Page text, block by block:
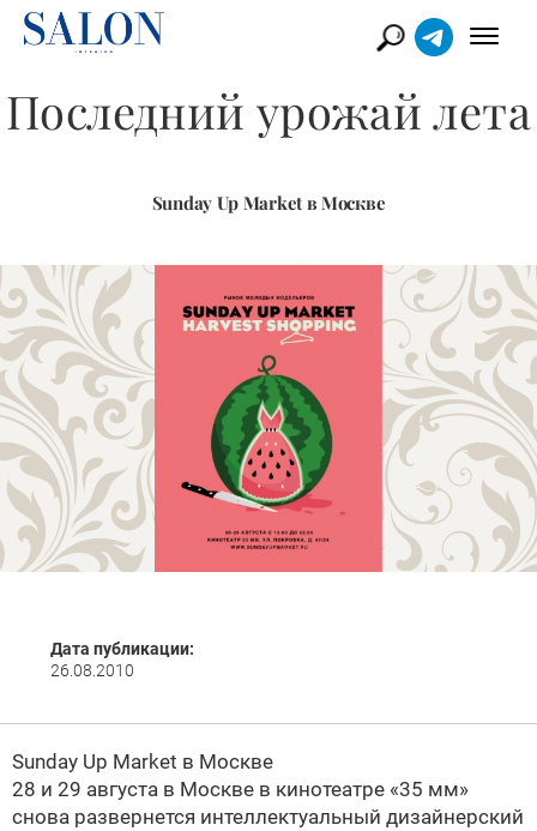
Последний урожай лета
Sunday Up Market в Москве
Дата публикации:
26.08.2010
Sunday Up Market в Москве
28 и 29 августа в Москве в кинотеатре «35 мм»
снова развернется интеллектуальный дизайнерский